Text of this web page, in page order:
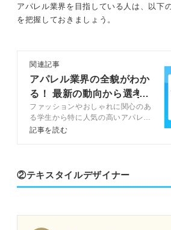
アパレル業界を目指している人は、以下
を把握しておきましょう。
関連記事
アパレル業界の全貌がわか
る！ 最新の動向から選考
対策まで解説
ファッションやおしゃれに関心のあ
る学生から特に人気の高いアパレル
業界。この記事では、アパレル業界
ャリアコンサルタントと解説しま
記事を読む
②テキスタイルデザイナー